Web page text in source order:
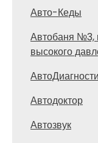
Авто-Кеды
Автобаня №3,
высокого
Автодоктор
Автозвук